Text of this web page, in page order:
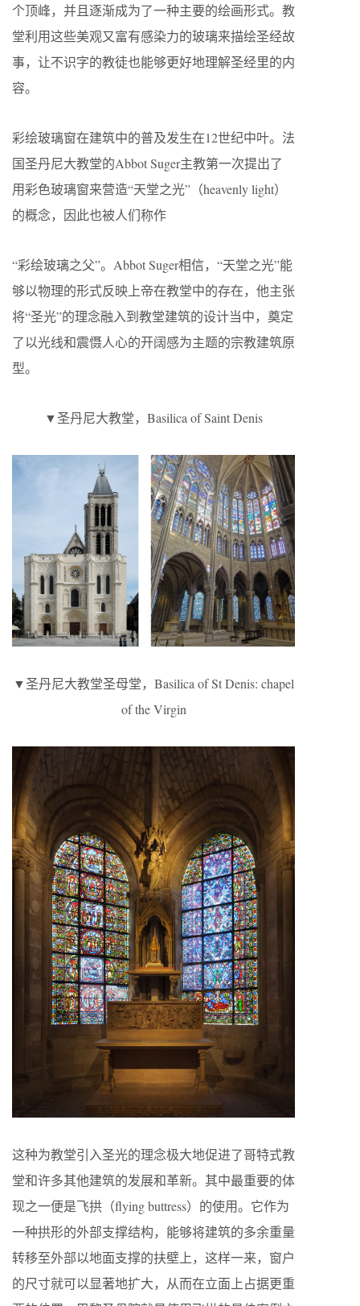
个顶峰，并且逐渐成为了一种主要的绘画形式。教
堂利用这些美观又富有感染力的玻璃来描绘圣经故
事，让不识字的教徒也能够更好地理解圣经里的内
容。
彩绘玻璃窗在建筑中的普及发生在12世纪中叶。法
国圣丹尼大教堂的Abbot Suger主教第一次提出了
用彩色玻璃窗来营造“天堂之光”（heavenly light）
的概念，因此也被人们称作
“彩绘玻璃之父”。Abbot Suger相信，“天堂之光”能
够以物理的形式反映上帝在教堂中的存在，他主张
将“圣光”的理念融入到教堂建筑的设计当中，奠定
了以光线和震慑人心的开阔感为主题的宗教建筑原
型。
▼圣丹尼大教堂，Basilica of Saint Denis
▼圣丹尼大教堂圣母堂，Basilica of St Denis: chapel
of the Virgin
这种为教堂引入圣光的理念极大地促进了哥特式教
堂和许多其他建筑的发展和革新。其中最重要的体
现之一便是飞拱（flying buttress）的使用。它作为
一种拱形的外部支撑结构，能够将建筑的多余重量
转移至外部以地面支撑的扶壁上，这样一来，窗户
的尺寸就可以显著地扩大，从而在立面上占据更重